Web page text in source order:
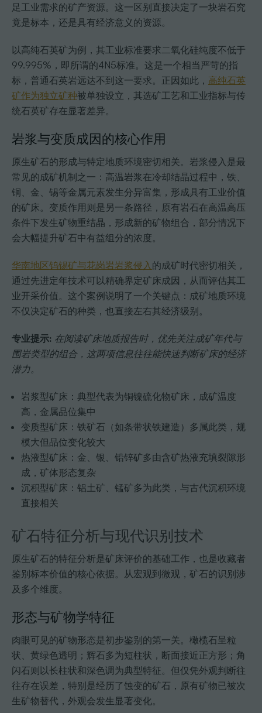
足工业需求的矿产资源。这一区别直接决定了一块岩石究
竟是标本，还是具有经济意义的资源。
以高纯石英矿为例，其工业标准要求二氧化硅纯度不低于
99.995%，即所谓的4N5标准。这是一个相当严苛的指
标，普通石英岩远达不到这一要求。正因如此， 高纯石英
矿作为独立矿种被单独设立，其选矿工艺和工业指标与传
统石英矿存在显著差异。
岩浆与变质成因的核心作用
原生矿石的形成与特定地质环境密切相关。岩浆侵入是最
常见的成矿机制之一：高温岩浆在冷却结晶过程中，铁、
铜、金、锡等金属元素发生分异富集，形成具有工业价值
的矿床。变质作用则是另一条路径，原有岩石在高温高压
条件下发生矿物重结晶，形成新的矿物组合，部分情况下
会大幅提升矿石中有益组分的浓度。
华南地区钨锡矿与花岗岩岩浆侵入 的成矿时代密切相关，
通过先进定年技术可以精确界定矿床成因，从而评估其工
业开采价值。这个案例说明了一个关键点：成矿地质环境
不仅决定矿石的种类，也直接左右其经济级别。
专业提示: 在阅读矿床地质报告时，优先关注成矿年代与
围岩类型的组合，这两项信息往往能快速判断矿床的经济
潜力。
岩浆型矿床：典型代表为铜镍硫化物矿床，成矿温度
高，金属品位集中
变质型矿床：铁矿石（如条带状铁建造）多属此类，规
模大但品位变化较大
热液型矿床：金、银、铅锌矿多由含矿热液充填裂隙形
成，矿体形态复杂
沉积型矿床：铝土矿、锰矿多为此类，与古代沉积环境
直接相关
矿石特征分析与现代识别技术
原生矿石的特征分析是矿床评价的基础工作，也是收藏者
鉴别标本价值的核心依据。从宏观到微观，矿石的识别涉
及多个维度。
形态与矿物学特征
肉眼可见的矿物形态是初步鉴别的第一关。橄榄石呈粒
状、黄绿色透明；辉石多为短柱状，断面接近正方形；角
闪石则以长柱状和深色调为典型特征。但仅凭外观判断往
往存在误差，特别是经历了蚀变的矿石，原有矿物已被次
生矿物替代，外观会发生显著变化。